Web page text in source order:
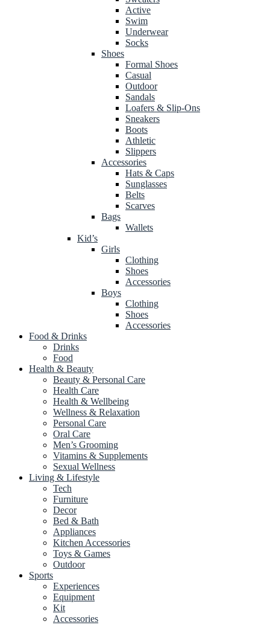
Active
Swim
Underwear
Socks
Shoes
Formal Shoes
Casual
Outdoor
Sandals
Loafers & Slip-Ons
Sneakers
Boots
Athletic
Slippers
Accessories
Hats & Caps
Sunglasses
Belts
Scarves
Bags
Wallets
Kid’s
Girls
Clothing
Shoes
Accessories
Boys
Clothing
Shoes
Accessories
Food & Drinks
Drinks
Food
Health & Beauty
Beauty & Personal Care
Health Care
Health & Wellbeing
Wellness & Relaxation
Personal Care
Oral Care
Men’s Grooming
Vitamins & Supplements
Sexual Wellness
Living & Lifestyle
Tech
Furniture
Decor
Bed & Bath
Appliances
Kitchen Accessories
Toys & Games
Outdoor
Sports
Experiences
Equipment
Kit
Accessories